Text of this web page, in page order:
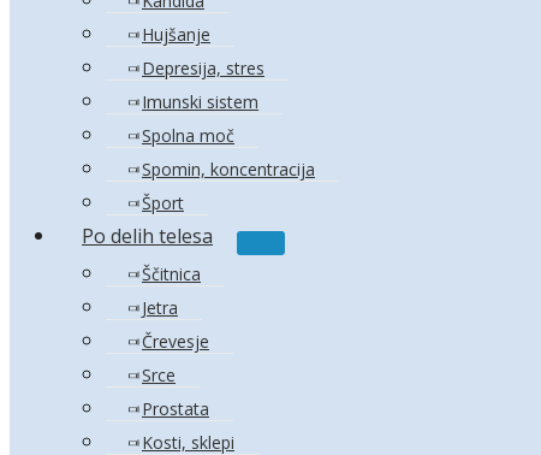
Hujšanje
Depresija, stres
Imunski sistem
Spolna moč
Spomin, koncentracija
Šport
Po delih telesa
Menu
Ščitnica
Jetra
Črevesje
Srce
Prostata
Kosti, sklepi